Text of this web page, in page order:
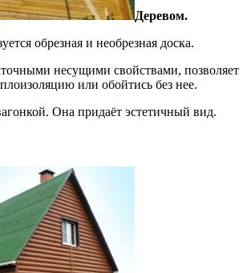
Деревом.
обрезная и необрезная доска.
несущими свойствами, позволяет
или обойтись без нее.
Она придаёт эстетичный вид.